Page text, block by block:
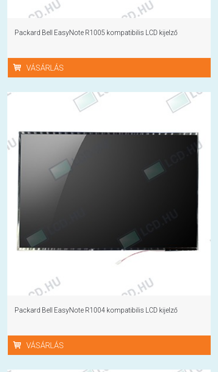
Packard Bell EasyNote R1005 kompatibilis LCD kijelző
VÁSÁRLÁS
Packard Bell EasyNote R1004 kompatibilis LCD kijelző
VÁSÁRLÁS